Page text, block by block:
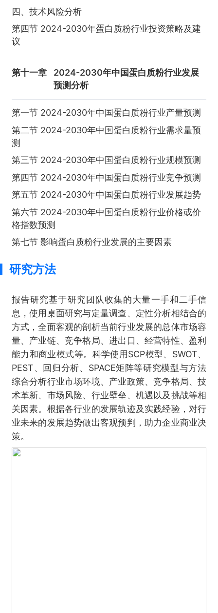
四、技术风险分析
第四节 2024-2030年蛋白质粉行业投资策略及建
议
第十一章
2024-2030年中国蛋白质粉行业发展
预测分析
第一节 2024-2030年中国蛋白质粉行业产量预测
第二节 2024-2030年中国蛋白质粉行业需求量预
测
第三节 2024-2030年中国蛋白质粉行业规模预测
第四节 2024-2030年中国蛋白质粉行业竞争预测
第五节 2024-2030年中国蛋白质粉行业发展趋势
第六节 2024-2030年中国蛋白质粉行业价格或价
格指数预测
第七节 影响蛋白质粉行业发展的主要因素
研究方法
报告研究基于研究团队收集的大量一手和二手信
息，使用桌面研究与定量调查、定性分析相结合的
方式，全面客观的剖析当前行业发展的总体市场容
量、产业链、竞争格局、进出口、经营特性、盈利
能力和商业模式等。科学使用SCP模型、SWOT、
PEST、回归分析、SPACE矩阵等研究模型与方法
综合分析行业市场环境、产业政策、竞争格局、技
术革新、市场风险、行业壁垒、机遇以及挑战等相
关因素。根据各行业的发展轨迹及实践经验，对行
业未来的发展趋势做出客观预判，助力企业商业决
策。